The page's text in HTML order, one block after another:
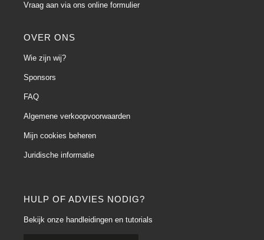
HULP OF ADVIES NODIG?
Bekijk onze handleidingen en tutorials
Vraag aan via ons online formulier
OVER ONS
Wie zijn wij?
Sponsors
FAQ
Algemene verkoopvoorwaarden
Mijn cookies beheren
Juridische informatie